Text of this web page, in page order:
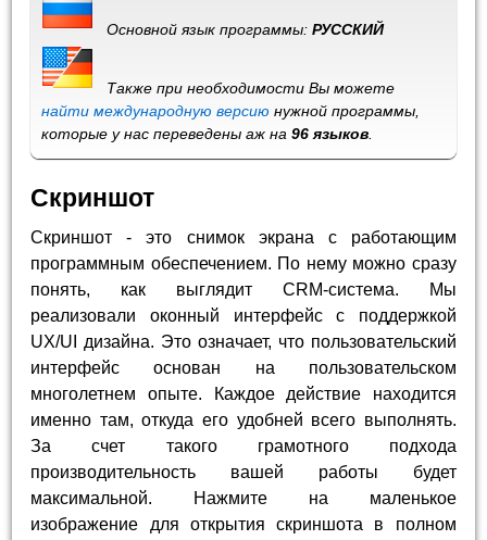
Основной язык программы:РУССКИЙ
Также при необходимости Вы можете
найти международную версию нужной программы,
которые у нас переведены аж на96 языков
Скриншот
Скриншот - это снимок экрана с работающим
программным обеспечением. По нему можно сразу
понять, как выглядит CRM-система. Мы
реализовали оконный интерфейс с поддержкой
UX/UI дизайна. Это означает, что пользовательский
интерфейс основан на пользовательском
многолетнем опыте. Каждое действие находится
именно там, откуда его удобней всего выполнять.
За счет такого грамотного подхода
производительность вашей работы будет
максимальной. Нажмите на маленькое
изображение для открытия скриншота в полном